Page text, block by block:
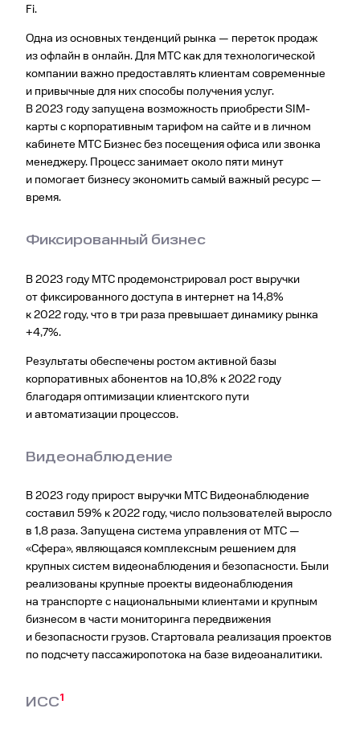
Fi.
Одна из основных тенденций рынка — переток продаж
из офлайн в онлайн. Для МТС как для технологической
компании важно предоставлять клиентам современные
и привычные для них способы получения услуг.
В 2023 году запущена возможность приобрести SIM-
карты с корпоративным тарифом на сайте и в личном
кабинете МТС Бизнес без посещения офиса или звонка
менеджеру. Процесс занимает около пяти минут
и помогает бизнесу экономить самый важный ресурс —
время.
Фиксированный бизнес
В 2023 году МТС продемонстрировал рост выручки
от фиксированного доступа в интернет на 14,8%
к 2022 году, что в три раза превышает динамику рынка
+4,7%.
Результаты обеспечены ростом активной базы
корпоративных абонентов на 10,8% к 2022 году
благодаря оптимизации клиентского пути
и автоматизации процессов.
Видеонаблюдение
В 2023 году прирост выручки МТС Видеонаблюдение
составил 59% к 2022 году, число пользователей выросло
в 1,8 раза. Запущена система управления от МТС —
«Сфера», являющаяся комплексным решением для
крупных систем видеонаблюдения и безопасности. Были
реализованы крупные проекты видеонаблюдения
на транспорте с национальными клиентами и крупным
бизнесом в части мониторинга передвижения
и безопасности грузов. Стартовала реализация проектов
по подсчету пассажиропотока на базе видеоаналитики.
ИСС1